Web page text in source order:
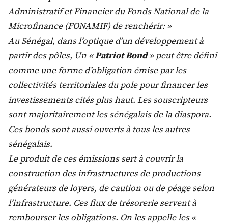
Administratif et Financier du Fonds National de la
Microfinance (FONAMIF) de renchérir: »
Au Sénégal, dans l’optique d’un développement à
partir des pôles, Un «Patriot Bond» peut être défini
comme une forme d’obligation émise par les
collectivités territoriales du pole pour financer les
investissements cités plus haut. Les souscripteurs
sont majoritairement les sénégalais de la diaspora.
Ces bonds sont aussi ouverts à tous les autres
sénégalais.
Le produit de ces émissions sert à couvrir la
construction des infrastructures de productions
générateurs de loyers, de caution ou de péage selon
l’infrastructure. Ces flux de trésorerie servent à
rembourser les obligations. On les appelle les «